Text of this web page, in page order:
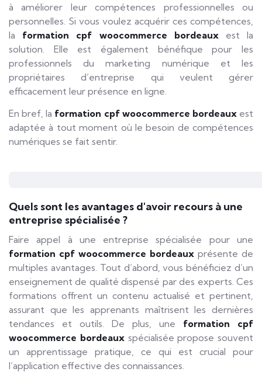
à améliorer leur compétences professionnelles ou
personnelles. Si vous voulez acquérir ces compétences,
la formation cpf woocommerce bordeauxest la
solution. Elle est également bénéfique pour les
professionnels du marketing numérique et les
propriétaires d’entreprise qui veulent gérer
efficacement leur présence en ligne.
En bref, la formation cpf woocommerce bordeauxest
adaptée à tout moment où le besoin de compétences
numériques se fait sentir.
Quels sont les avantages d'avoir recours à une
entreprise spécialisée ?
Faire appel à une entreprise spécialisée pour une
formation cpf woocommerce bordeaux présente de
multiples avantages. Tout d’abord, vous bénéficiez d’un
enseignement de qualité dispensé par des experts. Ces
formations offrent un contenu actualisé et pertinent,
assurant que les apprenants maîtrisent les dernières
tendances et outils. De plus, une formation cpf
woocommerce bordeauxspécialisée propose souvent
un apprentissage pratique, ce qui est crucial pour
l’application effective des connaissances.